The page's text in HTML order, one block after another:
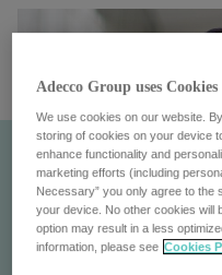
Adecco Group uses Cookies
We use cookies on our website.
storing of cookies on your device
enhance functionality and
marketing efforts (including
Necessary” you only agree to
your device. No other cookies will
option may result in a less
information, please see Cookies